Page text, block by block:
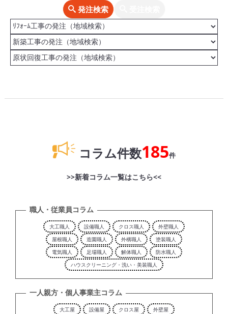
発注検索
コラム件数185件
>>新着コラム一覧はこちら<<
職人・従業員コラム
大工職人 設備職人 クロス職人
外壁職人
屋根職人
造園職人 外構職人
塗装職人
電気職人
足場職人 解体職人
防水職人
ハウスクリーニング・洗い・美装職人
一人親方・個人事業主コラム
大工屋 設備屋 クロス屋
外壁屋